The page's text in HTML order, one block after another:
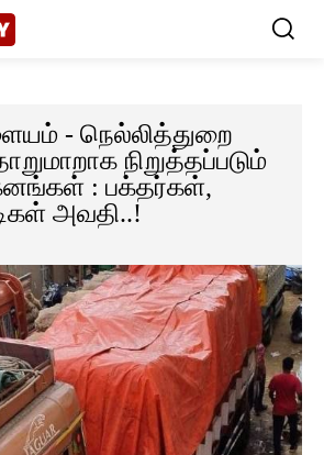
- நெல்லித்துறை
நிறுத்தப்படும்
: பக்தர்கள்,
அவதி..!